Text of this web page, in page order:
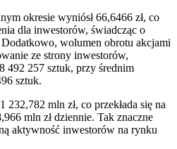
okresie wyniósł 66,6466 zł, co
dla inwestorów, świadcząc o
wolumen obrotu akcjami
ze strony inwestorów,
492 257 sztuk, przy średnim
sztuk.
232,782 mln zł, co przekłada się na
mln zł dziennie. Tak znaczne
aktywność inwestorów na rynku